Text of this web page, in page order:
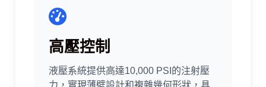
高壓控制
液壓系統提供高達10,000 PSI的注射壓
力，實現薄壁設計和複雜幾何形狀，具